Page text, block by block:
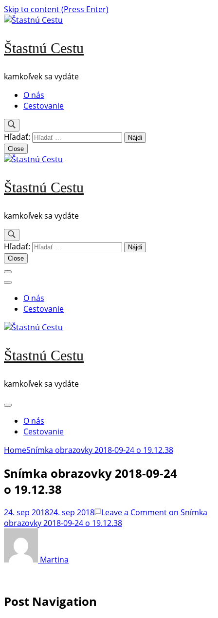
Skip to content (Press Enter)
Štastnú Cestu
kamkoľvek sa vydáte
O nás
Cestovanie
Hľadať:
Close
Štastnú Cestu
kamkoľvek sa vydáte
Hľadať:
Close
O nás
Cestovanie
Štastnú Cestu
kamkoľvek sa vydáte
O nás
Cestovanie
HomeSnímka obrazovky 2018-09-24 o 19.12.38
Snímka obrazovky 2018-09-24
o 19.12.38
24. sep 201824. sep 2018 Leave a Comment on Snímka
obrazovky 2018-09-24 o 19.12.38
Martina
Post Navigation